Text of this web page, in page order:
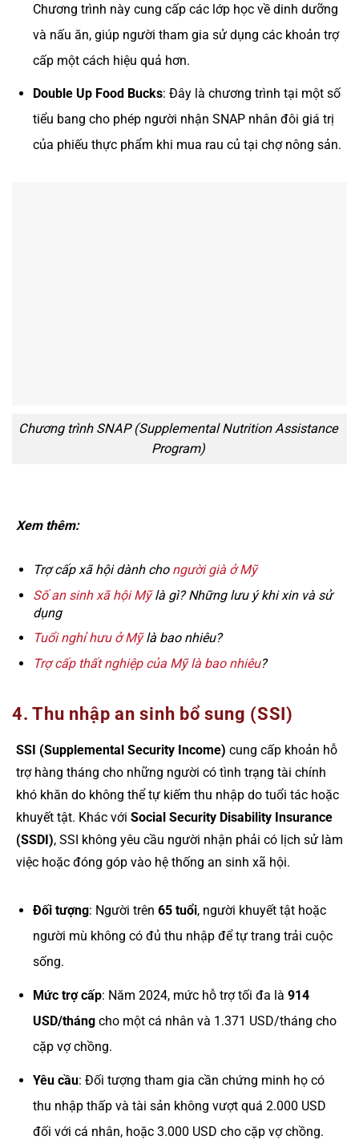
Chương trình này cung cấp các lớp học về dinh dưỡng
và nấu ăn, giúp người tham gia sử dụng các khoản trợ
cấp một cách hiệu quả hơn.
Double Up Food Bucks: Đây là chương trình tại một số
tiểu bang cho phép người nhận SNAP nhân đôi giá trị
của phiếu thực phẩm khi mua rau củ tại chợ nông sản.
Chương trình SNAP (Supplemental Nutrition Assistance
Program)
Xem thêm:
Trợ cấp xã hội dành cho người già ở Mỹ
Số an sinh xã hội Mỹlà gì? Những lưu ý khi xin và sử
dụng
Tuổi nghỉ hưu ở Mỹlà bao nhiêu?
Trợ cấp thất nghiệp của Mỹ là bao nhiêu?
4. Thu nhập an sinh bổ sung (SSI)
SSI (Supplemental Security Income) cung cấp khoản hỗ
trợ hàng tháng cho những người có tình trạng tài chính
khó khăn do không thể tự kiếm thu nhập do tuổi tác hoặc
khuyết tật. Khác với Social Security Disability Insurance
(SSDI), SSI không yêu cầu người nhận phải có lịch sử làm
việc hoặc đóng góp vào hệ thống an sinh xã hội.
Đối tượng: Người trên 65 tuổi, người khuyết tật hoặc
người mù không có đủ thu nhập để tự trang trải cuộc
sống.
Mức trợ cấp: Năm 2024, mức hỗ trợ tối đa là 914
USD/thángcho một cá nhân và 1.371 USD/tháng cho
cặp vợ chồng.
Yêu cầu: Đối tượng tham gia cần chứng minh họ có
thu nhập thấp và tài sản không vượt quá 2.000 USD
đối với cá nhân, hoặc 3.000 USD cho cặp vợ chồng.